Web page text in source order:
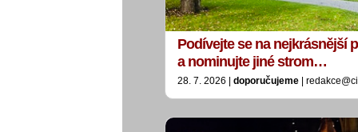
Podívejte se na nejkrásnější
a nominujte jiné strom…
28. 7. 2026 | doporučujeme |